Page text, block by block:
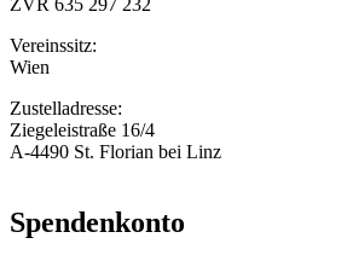
ZVR 635 297 232
Vereinssitz:
Wien
Zustelladresse:
Ziegeleistraße 16/4
A-4490 St. Florian bei Linz
Spendenkonto